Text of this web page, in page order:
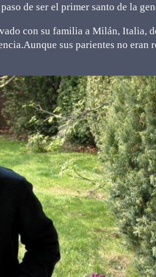
de ser el primer santo de la
con su familia a Milán, Italia,
sus parientes no